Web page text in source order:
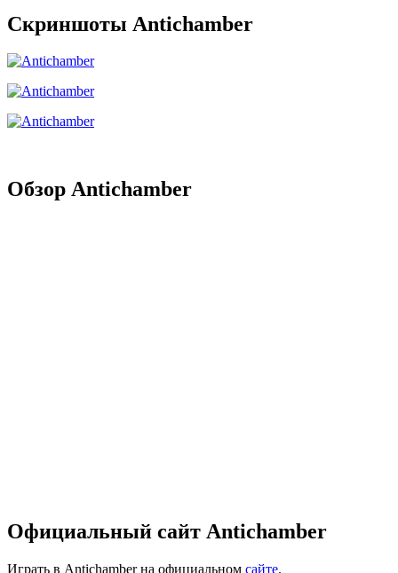
Скриншоты Antichamber
Обзор Antichamber
Официальный сайт Antichamber
Играть в Antichamber на официальном сайте.